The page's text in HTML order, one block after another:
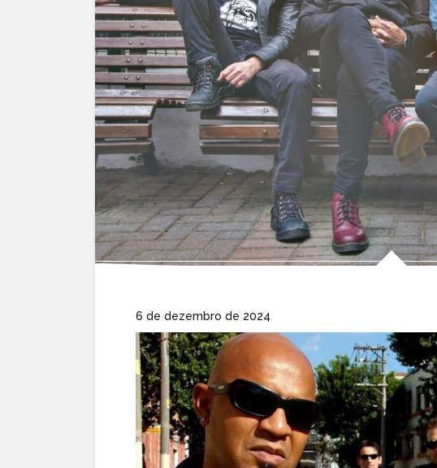
6 de dezembro de 2024